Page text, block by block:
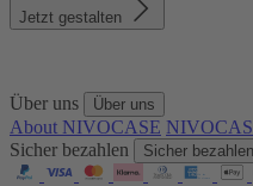
Jetzt gestalten
Über uns Über uns
About NIVOCASE
Sicher bezahlen
Sicher bezahlen